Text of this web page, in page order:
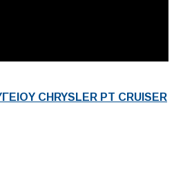
CHRYSLER PT CRUISER